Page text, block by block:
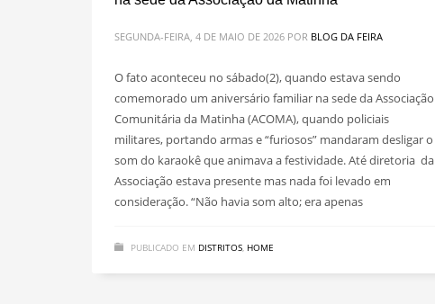
SEGUNDA-FEIRA, 4 DE MAIO DE 2026 POR BLOG DA FEIRA
O fato aconteceu no sábado(2), quando estava sendo
comemorado um aniversário familiar na sede da Associação
Comunitária da Matinha (ACOMA), quando policiais
militares, portando armas e “furiosos” mandaram desligar o
som do karaokê que animava a festividade. Até diretoria da
Associação estava presente mas nada foi levado em
consideração. “Não havia som alto; era apenas
PUBLICADO EM DISTRITOS, HOME